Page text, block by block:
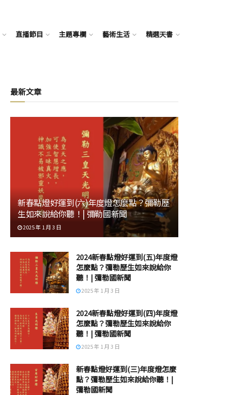
直播節目 主題專欄 藝術生活 精選天書
最新文章
新春點燈好運到(六)年度燈怎麼點？彌勒歷
生如來說給你聽！| 彌勒國新聞
2025 年 1 月 3 日
2024新春點燈好運到(五)年度燈
怎麼點？彌勒歷生如來說給你
聽！| 彌勒國新聞
2025 年 1 月 3 日
2024新春點燈好運到(四)年度燈
怎麼點？彌勒歷生如來說給你
聽！| 彌勒國新聞
2025 年 1 月 3 日
新春點燈好運到(三)年度燈怎麼
點？彌勒歷生如來說給你聽！|
彌勒國新聞